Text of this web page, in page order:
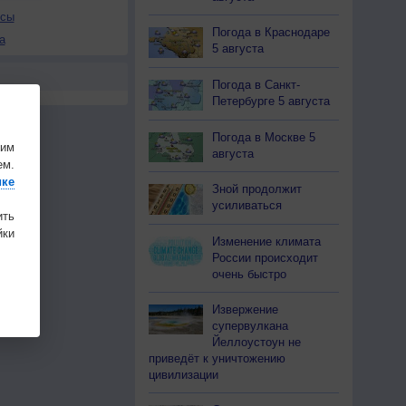
Погода в Краснодаре
5 августа
Погода в Санкт-
Петербурге 5 августа
Погода в Москве 5
августа
Зной продолжит
усиливаться
Изменение климата
России происходит
очень быстро
Извержение
супервулкана
Йеллоустоун не
приведёт к уничтожению
цивилизации